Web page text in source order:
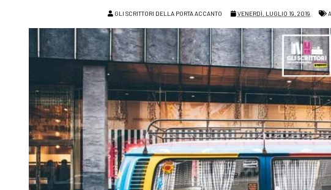
GLI SCRITTORI DELLA PORTA ACCANTO VENERDÌ, LUGLIO 19, 2019